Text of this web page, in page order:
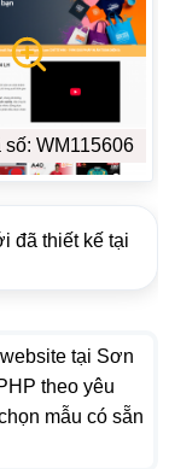
số: WM115606
đã thiết kế tại
tại Sơn
theo yêu
mẫu có sẵn